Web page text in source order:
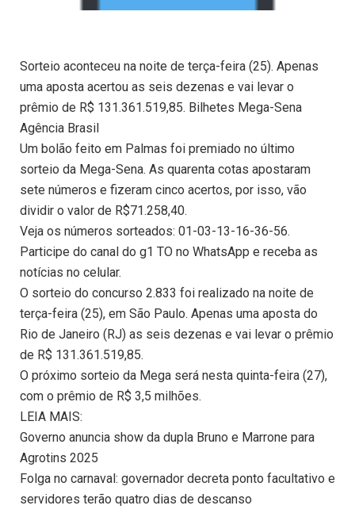
Sorteio aconteceu na noite de terça-feira (25). Apenas
uma aposta acertou as seis dezenas e vai levar o
prêmio de R$ 131.361.519,85. Bilhetes Mega-Sena
Agência Brasil
Um bolão feito em Palmas foi premiado no último
sorteio da Mega-Sena. As quarenta cotas apostaram
sete números e fizeram cinco acertos, por isso, vão
dividir o valor de R$71.258,40.
Veja os números sorteados: 01-03-13-16-36-56.
Participe do canal do g1 TO no WhatsApp e receba as
notícias no celular.
O sorteio do concurso 2.833 foi realizado na noite de
terça-feira (25), em São Paulo. Apenas uma aposta do
Rio de Janeiro (RJ) as seis dezenas e vai levar o prêmio
de R$ 131.361.519,85.
O próximo sorteio da Mega será nesta quinta-feira (27),
com o prêmio de R$ 3,5 milhões.
LEIA MAIS:
Governo anuncia show da dupla Bruno e Marrone para
Agrotins 2025
Folga no carnaval: governador decreta ponto facultativo e
servidores terão quatro dias de descanso